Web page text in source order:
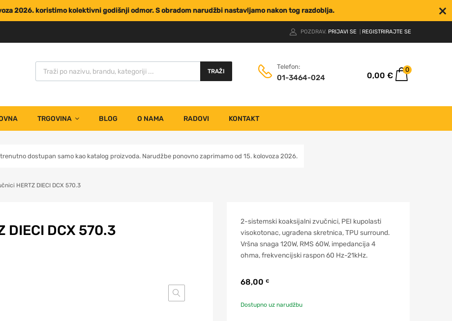
2026. koristimo kolektivni godišnji odmor. S obradom narudžbi nastavljamo nakon tog razdoblja.
POZDRAV. PRIJAVI SE REGISTRIRAJTE SE
TRAŽI
Telefon:
01-3464-024 0,00 €
0
TRGOVINA BLOG O NAMA RADOVI KONTAKT
dostupan samo kao katalog proizvoda. Narudžbe ponovno zaprimamo od 15. kolovoza 2026.
HERTZ DIECI DCX 570.3
DIECI DCX 570.3
2-sistemski koaksijalni zvučnici, PEI kupolasti
visokotonac, ugrađena skretnica, TPU surround.
Vršna snaga 120W, RMS 60W, impedancija 4
ohma, frekvencijski raspon 60 Hz-21kHz.
68,00 €
Dostupno uz narudžbu